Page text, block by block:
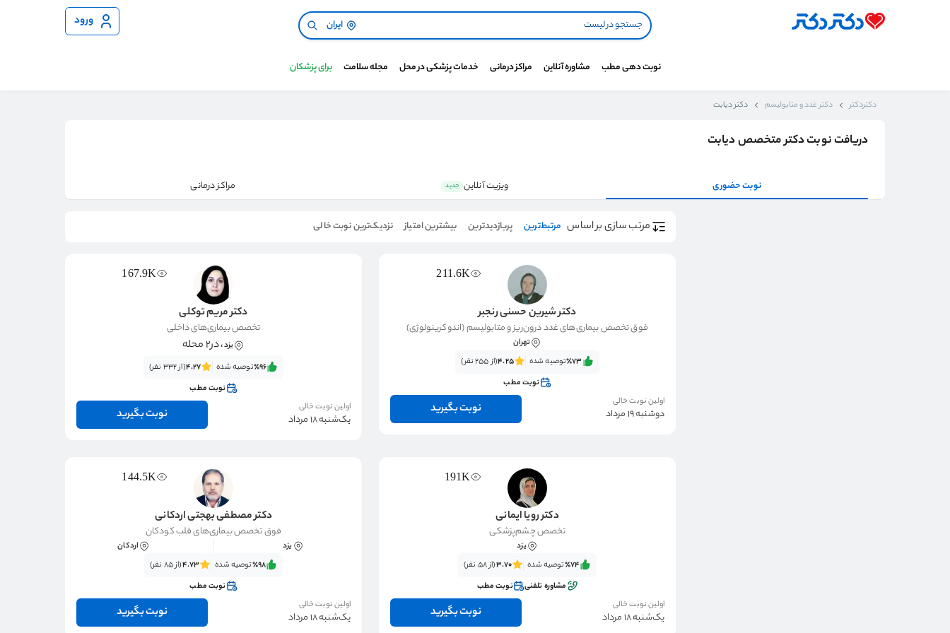
ایران ورود
نوبت دهی مطب مشاوره آنلاین مراکز درمانی خدمات پزشکی در محل مجله سلامت برای پزشکان
دکتردکتر دکتر غدد و متابولیسم دکتر دیابت
دریافت نوبت دکتر متخصص دیابت
نوبت حضوری ویزیت آنلاین جدید مراکز درمانی
مرتب سازی بر اساس مرتبط‌ترین پربازدیدترین بیشترین امتیاز نزدیک‌ترین نوبت خالی
211.6K
دکتر شیرین حسنی رنجبر
فوق تخصص بیماری‌های غدد درون‌ریز و متابولیسم (اندوکرینولوژی)
تهران
٪73‌‌‌توصیه شده 4.25(از 255 نفر)
نوبت مطب
اولین نوبت خالی
دوشنبه 19 مرداد نوبت بگیرید
167.9K
دکتر مریم توکلی
تخصص بیماری‌های داخلی
یزد، در2 محله
٪96‌‌‌توصیه شده 4.27(از 332 نفر)
نوبت مطب
اولین نوبت خالی
یک‌شنبه 18 مرداد نوبت بگیرید
191K
دکتر رویا ایمانی
تخصص چشم‌پزشکی
یزد
٪74‌‌‌توصیه شده 3.70(از 58 نفر)
مشاوره تلفنی
نوبت مطب
اولین نوبت خالی
یک‌شنبه 18 مرداد نوبت بگیرید
144.5K
دکتر مصطفی بهجتی اردكانی
فوق تخصص بیماری‌های قلب کودکان
یزد
اردکان
٪98‌‌‌توصیه شده 4.73(از 85 نفر)
نوبت مطب
اولین نوبت خالی
یک‌شنبه 18 مرداد نوبت بگیرید